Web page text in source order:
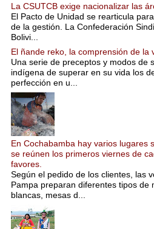
La CSUTCB exige nacionalizar las
El Pacto de Unidad se rearticula
de la gestión. La Confederación
Bolivi...
El ñande reko, la comprensión de la
Una serie de preceptos y modos de
indígena de superar en su vida los
perfección en u...
En Cochabamba hay varios lugares
se reúnen los primeros viernes de
favores.
Según el pedido de los clientes, las
Pampa preparan diferentes tipos de
blancas, mesas d...